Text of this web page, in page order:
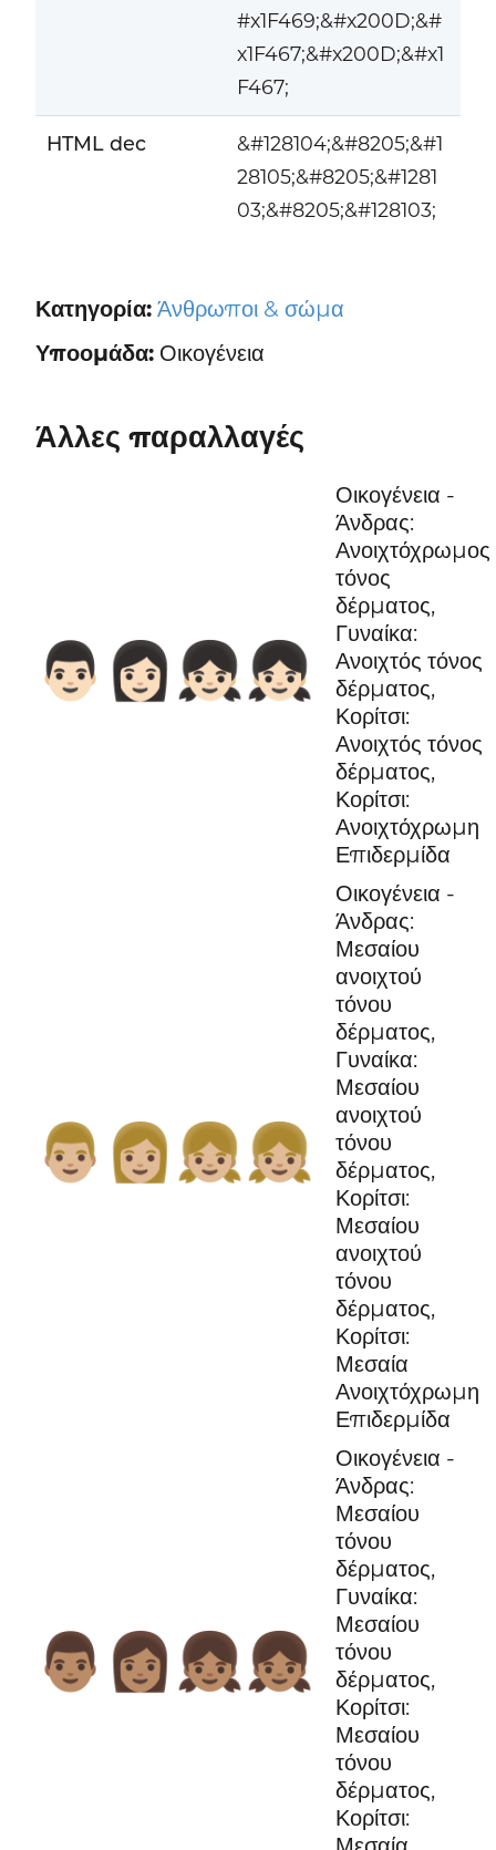
#x1F469;&#x200D;&#
x1F467;&#x200D;&#x1
F467;
HTML dec
&#128104;&#8205;&#1
28105;&#8205;&#1281
03;&#8205;&#128103;
Κατηγορία: Άνθρωποι & σώμα
Υποομάδα:Οικογένεια
Άλλες παραλλαγές
👨🏻‍👩🏻‍👧🏻‍👧🏻
Οικογένεια -
Άνδρας:
Ανοιχτόχρωμος
τόνος
δέρματος,
Γυναίκα:
Ανοιχτός τόνος
δέρματος,
Κορίτσι:
Ανοιχτός τόνος
δέρματος,
Κορίτσι:
Ανοιχτόχρωμη
Επιδερμίδα
👨🏼‍👩🏼‍👧🏼‍👧🏼
Οικογένεια -
Άνδρας:
Μεσαίου
ανοιχτού
τόνου
δέρματος,
Γυναίκα:
Μεσαίου
ανοιχτού
τόνου
δέρματος,
Κορίτσι:
Μεσαίου
ανοιχτού
τόνου
δέρματος,
Κορίτσι:
Μεσαία
Ανοιχτόχρωμη
Επιδερμίδα
👨🏽‍👩🏽‍👧🏽‍👧🏽
Οικογένεια -
Άνδρας:
Μεσαίου
τόνου
δέρματος,
Γυναίκα:
Μεσαίου
τόνου
δέρματος,
Κορίτσι:
Μεσαίου
τόνου
δέρματος,
Κορίτσι: